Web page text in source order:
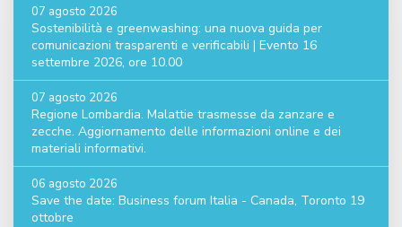
07 agosto 2026
Sostenibilità e greenwashing: una nuova guida per
comunicazioni trasparenti e verificabili | Evento 16
settembre 2026, ore 10.00
07 agosto 2026
Regione Lombardia. Malattie trasmesse da zanzare e
zecche. Aggiornamento delle informazioni online e dei
materiali informativi.
06 agosto 2026
Save the date: Business forum Italia - Canada, Toronto 19
ottobre